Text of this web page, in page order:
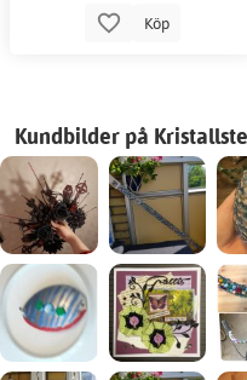
Köp
Kundbilder på